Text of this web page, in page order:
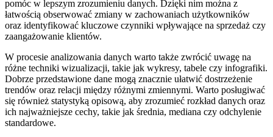
pomóc w lepszym zrozumieniu danych. Dzięki nim można z
łatwością obserwować zmiany w zachowaniach użytkowników
oraz identyfikować kluczowe czynniki wpływające na sprzedaż czy
zaangażowanie klientów.
W procesie analizowania danych warto także zwrócić uwagę na
różne techniki wizualizacji, takie jak wykresy, tabele czy infografiki.
Dobrze przedstawione dane mogą znacznie ułatwić dostrzeżenie
trendów oraz relacji między różnymi zmiennymi. Warto posługiwać
się również statystyką opisową, aby zrozumieć rozkład danych oraz
ich najważniejsze cechy, takie jak średnia, mediana czy odchylenie
standardowe.